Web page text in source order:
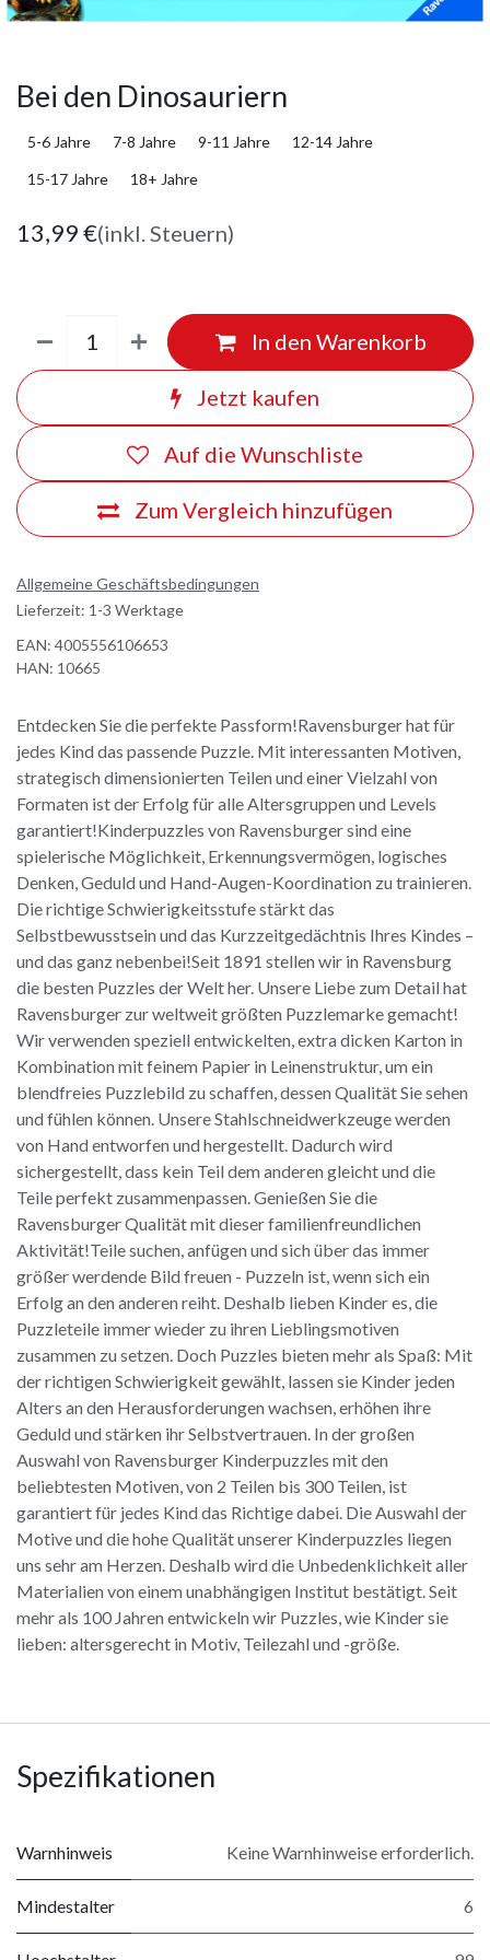
Bei den Dinosauriern
5-6 Jahre 7-8 Jahre 9-11 Jahre
12-14 Jahre
15-17 Jahre
18+ Jahre
13,99€(inkl. Steuern)
In den Warenkorb
Jetzt kaufen
Zum Vergleich hinzufügen
Auf die Wunschliste
Allgemeine Geschäftsbedingungen
Lieferzeit: 1-3 Werktage
EAN: 4005556106653
HAN: 10665
Entdecken Sie die perfekte Passform!Ravensburger hat für
jedes Kind das passende Puzzle. Mit interessanten Motiven,
strategisch dimensionierten Teilen und einer Vielzahl von
Formaten ist der Erfolg für alle Altersgruppen und Levels
garantiert!Kinderpuzzles von Ravensburger sind eine
spielerische Möglichkeit, Erkennungsvermögen, logisches
Denken, Geduld und Hand-Augen-Koordination zu trainieren.
Die richtige Schwierigkeitsstufe stärkt das
Selbstbewusstsein und das Kurzzeitgedächtnis Ihres Kindes –
und das ganz nebenbei!Seit 1891 stellen wir in Ravensburg
die besten Puzzles der Welt her. Unsere Liebe zum Detail hat
Ravensburger zur weltweit größten Puzzlemarke gemacht!
Wir verwenden speziell entwickelten, extra dicken Karton in
Kombination mit feinem Papier in Leinenstruktur, um ein
blendfreies Puzzlebild zu schaffen, dessen Qualität Sie sehen
und fühlen können. Unsere Stahlschneidwerkzeuge werden
von Hand entworfen und hergestellt. Dadurch wird
sichergestellt, dass kein Teil dem anderen gleicht und die
Teile perfekt zusammenpassen. Genießen Sie die
Ravensburger Qualität mit dieser familienfreundlichen
Aktivität!Teile suchen, anfügen und sich über das immer
größer werdende Bild freuen - Puzzeln ist, wenn sich ein
Erfolg an den anderen reiht. Deshalb lieben Kinder es, die
Puzzleteile immer wieder zu ihren Lieblingsmotiven
zusammen zu setzen. Doch Puzzles bieten mehr als Spaß: Mit
der richtigen Schwierigkeit gewählt, lassen sie Kinder jeden
Alters an den Herausforderungen wachsen, erhöhen ihre
Geduld und stärken ihr Selbstvertrauen. In der großen
Auswahl von Ravensburger Kinderpuzzles mit den
beliebtesten Motiven, von 2 Teilen bis 300 Teilen, ist
garantiert für jedes Kind das Richtige dabei. Die Auswahl der
Motive und die hohe Qualität unserer Kinderpuzzles liegen
uns sehr am Herzen. Deshalb wird die Unbedenklichkeit aller
Materialien von einem unabhängigen Institut bestätigt. Seit
mehr als 100 Jahren entwickeln wir Puzzles, wie Kinder sie
lieben: altersgerecht in Motiv, Teilezahl und -größe.
Spezifikationen
Warnhinweis Keine Warnhinweise erforderlich.
Mindestalter 6